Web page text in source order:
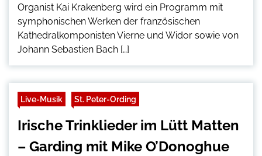
Organist Kai Krakenberg wird ein Programm mit
symphonischen Werken der französischen
Kathedralkomponisten Vierne und Widor sowie von
Johann Sebastien Bach […]
Live-Musik St. Peter-Ording
Irische Trinklieder im Lütt Matten
– Garding mit Mike O’Donoghue